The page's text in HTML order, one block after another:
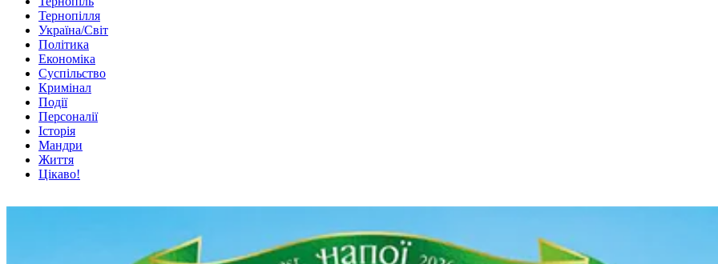
Тернопілля
Україна/Світ
Політика
Економіка
Суспільство
Кримінал
Події
Персоналії
Історія
Мандри
Життя
Цікаво!